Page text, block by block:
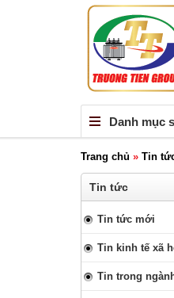
Danh mục
Trang chủ » Tin
Tin tức
Tin tức mới
Tin kinh tế xã
Tin trong